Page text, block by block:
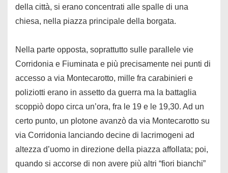
della città, si erano concentrati alle spalle di una
chiesa, nella piazza principale della borgata.
Nella parte opposta, soprattutto sulle parallele vie
Corridonia e Fiuminata e più precisamente nei punti di
accesso a via Montecarotto, mille fra carabinieri e
poliziotti erano in assetto da guerra ma la battaglia
scoppiò dopo circa un’ora, fra le 19 e le 19,30. Ad un
certo punto, un plotone avanzò da via Montecarotto su
via Corridonia lanciando decine di lacrimogeni ad
altezza d’uomo in direzione della piazza affollata; poi,
quando si accorse di non avere più altri “fiori bianchi”